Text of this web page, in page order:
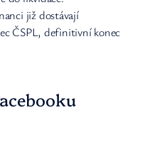
již dostávají
ČSPL, definitivní konec